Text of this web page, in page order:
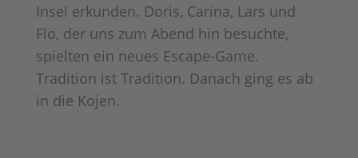
Insel erkunden. Doris, Carina, Lars und
Flo, der uns zum Abend hin besuchte,
spielten ein neues Escape-Game.
Tradition ist Tradition. Danach ging es ab
in die Kojen.